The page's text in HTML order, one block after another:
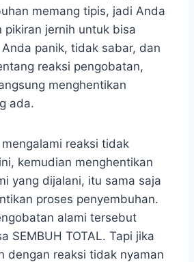
memang tipis, jadi Anda
pikiran jernih untuk bisa
panik, tidak sabar, dan
reaksi pengobatan,
menghentikan
ada.
reaksi tidak
kemudian menghentikan
yang dijalani, itu sama saja
proses penyembuhan.
alami tersebut
SEMBUH TOTAL. Tapi jika
dengan reaksi tidak nyaman